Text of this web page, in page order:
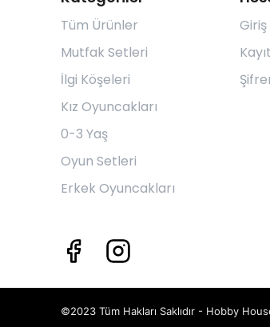
Tüm Ürünler
Mutfak Setleri
İlgi Köşeleri
Kız Oyuncakları
0-3 Yaş
Oyun Setleri
Erkek Oyuncakları
Giriş
©2023 Tüm Hakları Saklıdır - Hobby